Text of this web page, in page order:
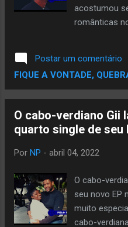
acostumou
românticas
música foi
Youtube e
de música.
Postar um comentário
FIQUE A VONTADE,
O cabo-verdiano Gii
quarto single de seu
Por NP - abril 04, 2022
O cabo-
seu novo EP
muito
cabo-